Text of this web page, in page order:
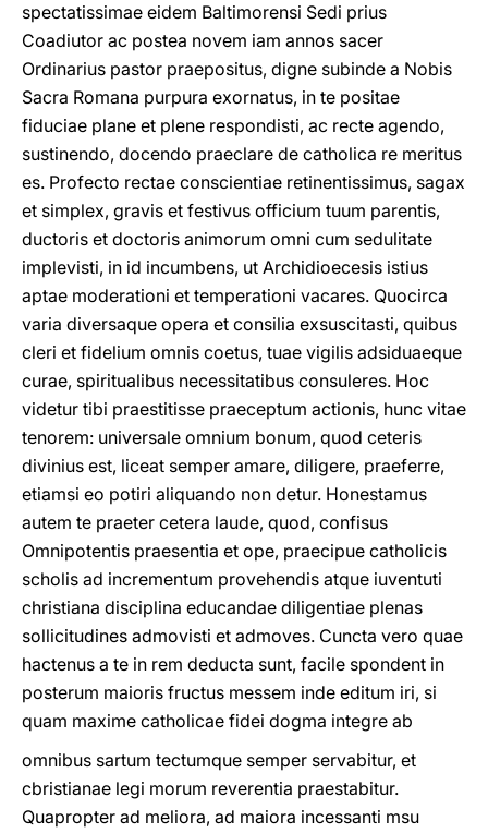
spectatissimae eidem Baltimorensi Sedi prius
Coadiutor ac postea novem iam annos sacer
Ordinarius pastor praepositus, digne subinde a Nobis
Sacra Romana purpura exornatus, in te positae
fiduciae plane et plene respondisti, ac recte agendo,
sustinendo, docendo praeclare de catholica re meritus
es. Profecto rectae conscientiae retinentissimus, sagax
et simplex, gravis et festivus officium tuum parentis,
ductoris et doctoris animorum omni cum sedulitate
implevisti, in id incumbens, ut Archidioecesis istius
aptae moderationi et temperationi vacares. Quocirca
varia diversaque opera et consilia exsuscitasti, quibus
cleri et fidelium omnis coetus, tuae vigilis adsiduaeque
curae, spiritualibus necessitatibus consuleres. Hoc
videtur tibi praestitisse praeceptum actionis, hunc vitae
tenorem: universale omnium bonum, quod ceteris
divinius est, liceat semper amare, diligere, praeferre,
etiamsi eo potiri aliquando non detur. Honestamus
autem te praeter cetera laude, quod, confisus
Omnipotentis praesentia et ope, praecipue catholicis
scholis ad incrementum provehendis atque iuventuti
christiana disciplina educandae diligentiae plenas
sollicitudines admovisti et admoves. Cuncta vero quae
hactenus a te in rem deducta sunt, facile spondent in
posterum maioris fructus messem inde editum iri, si
quam maxime catholicae fidei dogma integre ab
omnibus sartum tectumque semper servabitur, et
cbristianae legi morum reverentia praestabitur.
Quapropter ad meliora, ad maiora incessanti msu